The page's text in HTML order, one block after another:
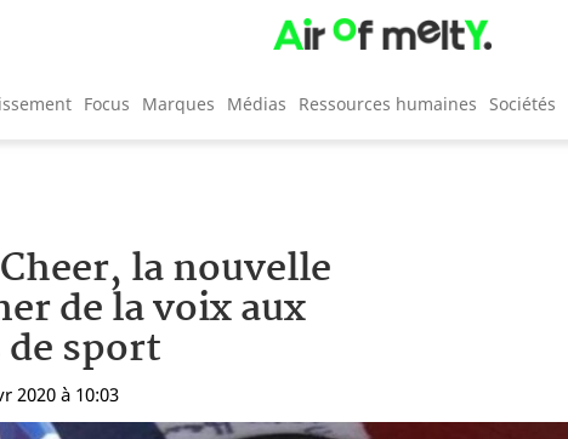
Focus Marques Médias Ressources humaines Sociétés
la nouvelle
de la voix aux
sport
2020 à 10:03